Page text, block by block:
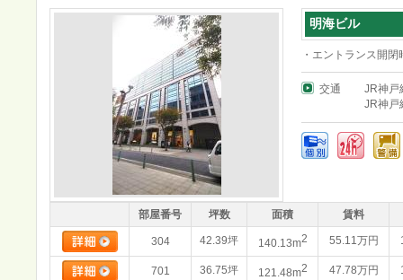
明海ビル
・エントランス開
交通
JR神戸
JR神戸
部屋番号 坪数 面積 賃料
304 42.39坪 140.13m2 55.11万円
701 36.75坪 121.48m2 47.78万円